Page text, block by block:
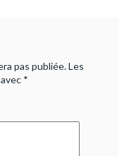
pas publiée.Les
*